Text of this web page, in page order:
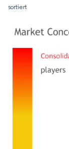
sortiert